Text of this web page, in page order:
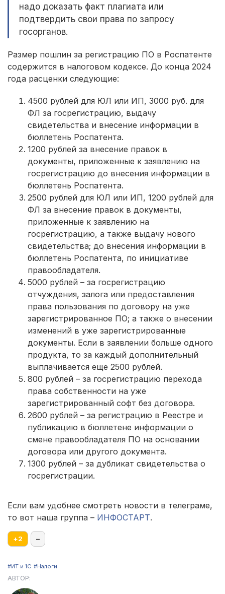
надо доказать факт плагиата или
подтвердить свои права по запросу
госорганов.
Размер пошлин за регистрацию ПО в Роспатенте
содержится в налоговом кодексе. До конца 2024
года расценки следующие:
4500 рублей для ЮЛ или ИП, 3000 руб. для
ФЛ за госрегистрацию, выдачу
свидетельства и внесение информации в
бюллетень Роспатента.
1200 рублей за внесение правок в
документы, приложенные к заявлению на
госрегистрацию до внесения информации в
бюллетень Роспатента.
2500 рублей для ЮЛ или ИП, 1200 рублей для
ФЛ за внесение правок в документы,
приложенные к заявлению на
госрегистрацию, а также выдачу нового
свидетельства; до внесения информации в
бюллетень Роспатента, по инициативе
правообладателя.
5000 рублей – за госрегистрацию
отчуждения, залога или предоставления
права пользования по договору на уже
зарегистрированное ПО; а также о внесении
изменений в уже зарегистрированные
документы. Если в заявлении больше одного
продукта, то за каждый дополнительный
выплачивается еще 2500 рублей.
800 рублей – за госрегистрацию перехода
права собственности на уже
зарегистрированный софт без договора.
2600 рублей – за регистрацию в Реестре и
публикацию в бюллетене информации о
смене правообладателя ПО на основании
договора или другого документа.
1300 рублей – за дубликат свидетельства о
госрегистрации.
Если вам удобнее смотреть новости в телеграме,
то вот наша группа – ИНФОСТАРТ.
+2 –
#ИТ и 1С #Налоги
АВТОР: